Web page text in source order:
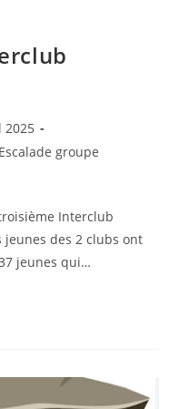
2025
Escalade groupe
Interclub
jeunes des 2 clubs ont
jeunes qui…